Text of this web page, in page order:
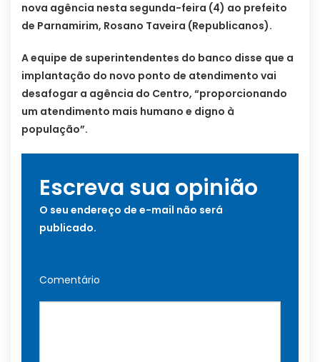
nova agência nesta segunda-feira (4) ao prefeito
de Parnamirim, Rosano Taveira (Republicanos).
A equipe de superintendentes do banco disse que a
implantação do novo ponto de atendimento vai
desafogar a agência do Centro, “proporcionando
um atendimento mais humano e digno à
população”.
Escreva sua opinião
O seu endereço de e-mail não será
publicado.
Comentário